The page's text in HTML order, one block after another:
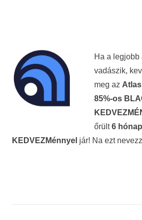
Ha a legjobb
vadászik,
meg az Atlas
85%-os
őrült6
KEDVEZMénnyel jár! Na ezt